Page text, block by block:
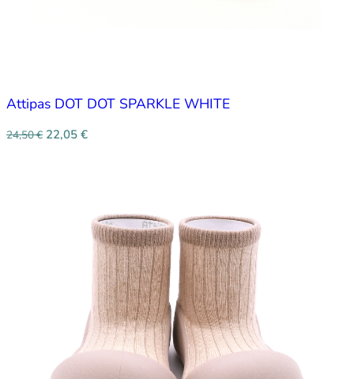
Attipas DOT DOT SPARKLE WHITE
24,50€ 22,05 €